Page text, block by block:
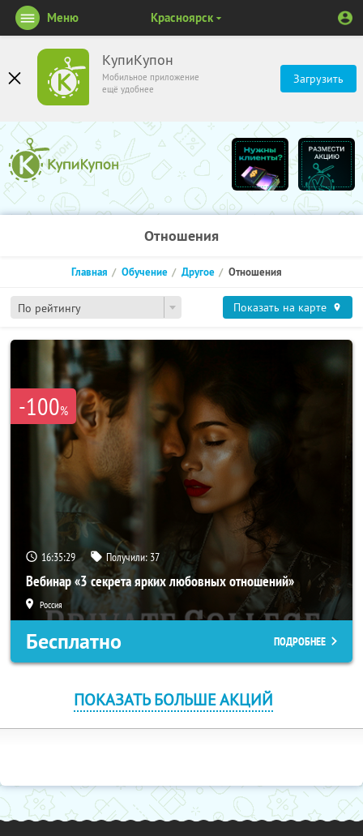
КупиКупон
Мобильное приложение
ещё удобнее
Загрузить
Меню Красноярск
Отношения
По рейтингу
Главная Обучение Другое Отношения
Показать на карте
-100%
16:35:29 Получили: 37
Вебинар «3 секрета ярких любовных отношений»
Россия
Бесплатно ПОДРОБНЕЕ
ПОКАЗАТЬ БОЛЬШЕ АКЦИЙ